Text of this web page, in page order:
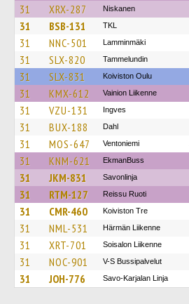
31 XRX-287 Niskanen
31 BSB-131 TKL
31 NNC-501 Lamminmäki
31 SLX-820 Tammelundin
31 SLX-831 Koiviston Oulu
31 KMX-612 Vainion Liikenne
31 VZU-131 Ingves
31 BUX-188 Dahl
31 MOS-647 Ventoniemi
31 KNM-621 EkmanBuss
31 JKM-831 Savonlinja
31 RTM-127 Reissu Ruoti
31 CMR-460 Koiviston Tre
31 NML-531 Härmän Liikenne
31 XRT-701 Soisalon Liikenne
31 NOC-901 V-S Bussipalvelut
31 JOH-776 Savo-Karjalan Linja